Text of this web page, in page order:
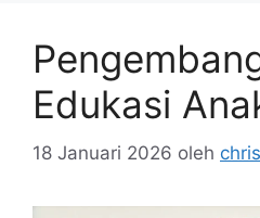
Edukasi
18 Januari 2026 oleh